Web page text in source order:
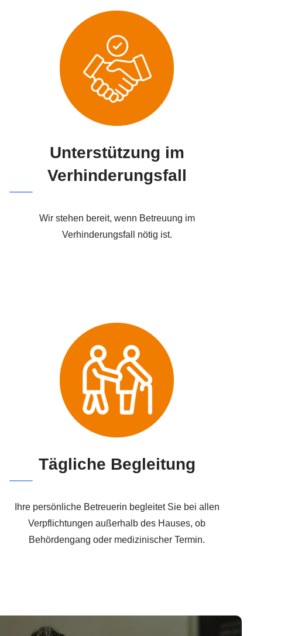
Unterstützung im
Verhinderungsfall
Wir stehen bereit, wenn Betreuung im
Verhinderungsfall nötig ist.
Tägliche Begleitung
Ihre persönliche Betreuerin begleitet Sie bei allen
Verpflichtungen außerhalb des Hauses, ob
Behördengang oder medizinischer Termin.